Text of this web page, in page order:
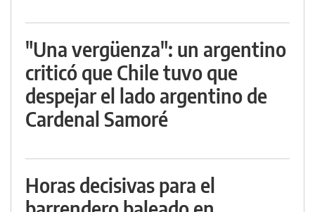
"Una vergüenza": un argentino
criticó que Chile tuvo que
despejar el lado argentino de
Cardenal Samoré
Horas decisivas para el